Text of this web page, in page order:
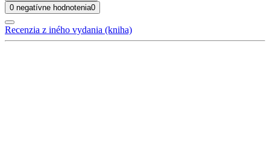
0 negatívne hodnotenia0
Recenzia z iného vydania (kniha)